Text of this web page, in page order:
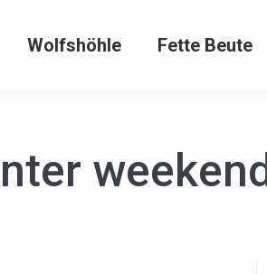
Wolfshöhle Fette Beute
weekend